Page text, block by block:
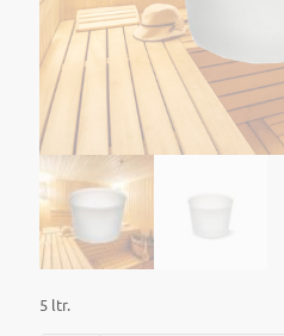
5 ltr.